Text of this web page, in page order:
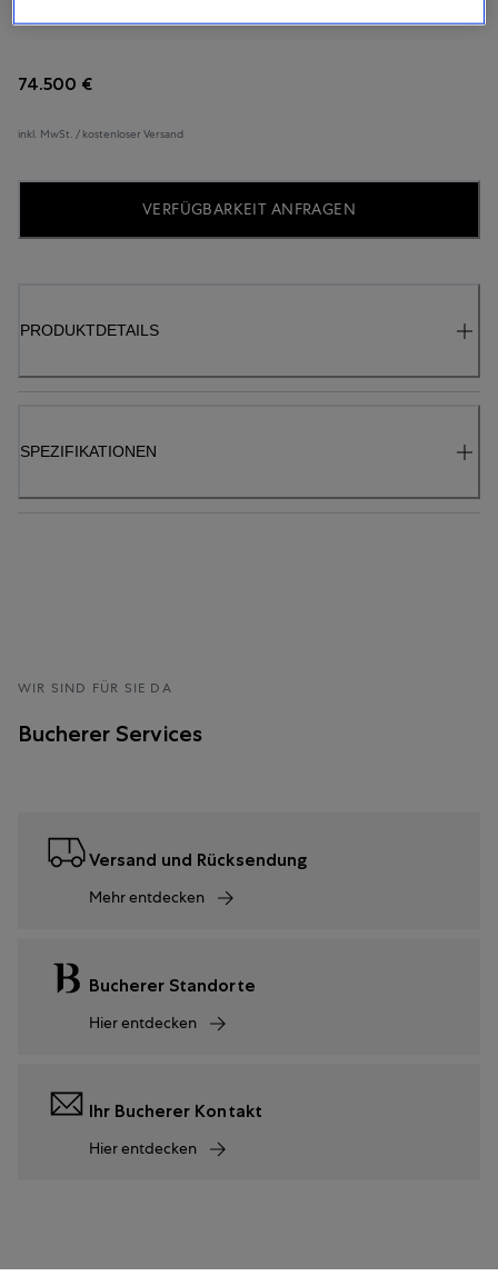
74.500 €
inkl. MwSt. / kostenloser Versand
VERFÜGBARKEIT ANFRAGEN
PRODUKTDETAILS
SPEZIFIKATIONEN
WIR SIND FÜR SIE DA
Bucherer Services
Versand und Rücksendung
Mehr entdecken
Bucherer Standorte
Hier entdecken
Ihr Bucherer Kontakt
Hier entdecken